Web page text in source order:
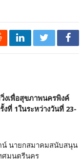
งเพื่อสุขภาพนครพิงค์
ที่ 1ในระหว่างวันที่ 23-
น์ นายกสมาคมสนับสนุน
ศมนตรีนคร